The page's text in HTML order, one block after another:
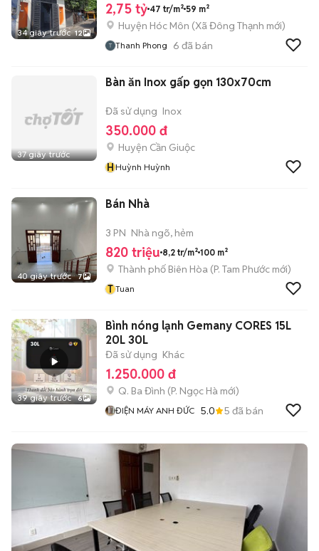
34 giây trước 12
2,75 tỷ 47 tr/m² 59 m²
Huyện Hóc Môn (Xã Đông Thạnh mới)
Thanh Phong 6 đã bán
37 giây trước
Bàn ăn Inox gấp gọn 130x70cm
Đã sử dụng Inox
350.000 đ
Huyện Cần Giuộc
HHuỳnh Huỳnh
40 giây trước 7
Bán Nhà
3 PN Nhà ngõ, hẻm
820 triệu 8,2 tr/m² 100 m²
Thành phố Biên Hòa (P. Tam Phước mới)
T Tuan
39 giây trước 6
Bình nóng lạnh Gemany CORES 15L
20L 30L
Đã sử dụng Khác
1.250.000 đ
Q. Ba Đình (P. Ngọc Hà mới)
ĐIỆN MÁY ANH ĐỨC 5.0 5 đã bán